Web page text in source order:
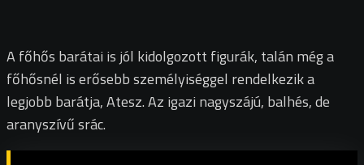
A főhős barátai is jól kidolgozott figurák, talán még a
főhősnél is erősebb személyiséggel rendelkezik a
legjobb barátja, Atesz. Az igazi nagyszájú, balhés, de
aranyszívű srác.